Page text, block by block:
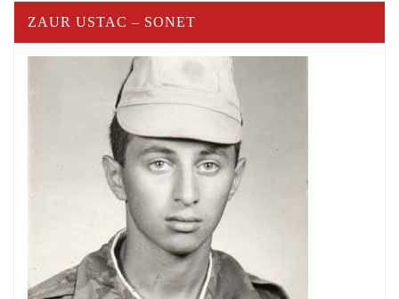
ZAUR USTAC – SONET